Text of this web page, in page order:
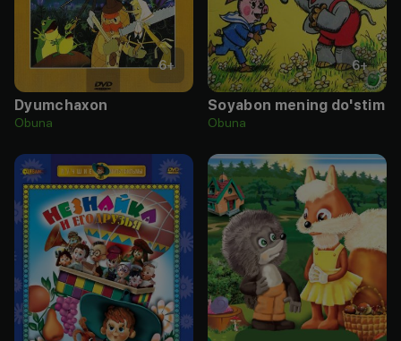
6+
Dyumchaxon
Obuna
6+
Soyabon mening do'stim
Obuna